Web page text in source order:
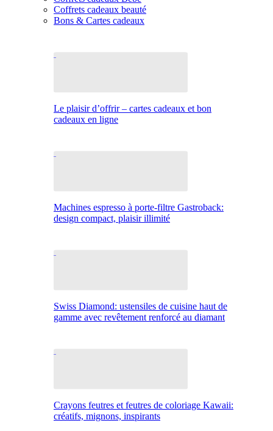
Coffrets cadeaux beauté
Bons & Cartes cadeaux
Le plaisir d’offrir – cartes cadeaux et bon
cadeaux en ligne
Machines espresso à porte-filtre Gastroback:
design compact, plaisir illimité
Swiss Diamond: ustensiles de cuisine haut de
gamme avec revêtement renforcé au diamant
Crayons feutres et feutres de coloriage Kawaii:
créatifs, mignons, inspirants